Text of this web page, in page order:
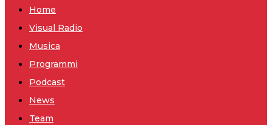
Home
Visual Radio
Musica
Programmi
Podcast
News
Team